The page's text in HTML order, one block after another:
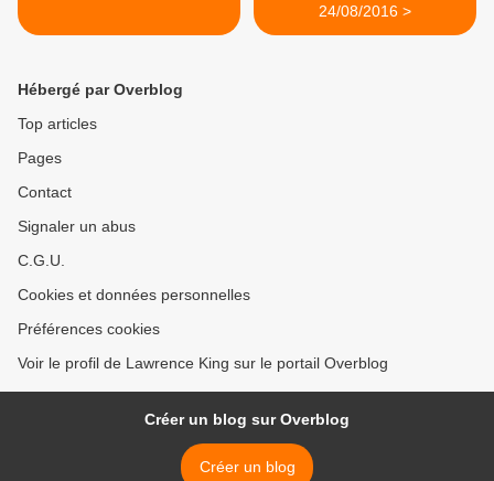
24/08/2016 >
Hébergé par Overblog
Top articles
Pages
Contact
Signaler un abus
C.G.U.
Cookies et données personnelles
Préférences cookies
Voir le profil de Lawrence King sur le portail Overblog
Créer un blog sur Overblog
Créer un blog